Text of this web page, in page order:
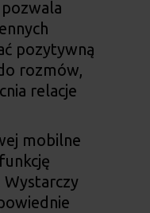
pozytywną
rozmów,
relacje
mobilne
Wystarczy